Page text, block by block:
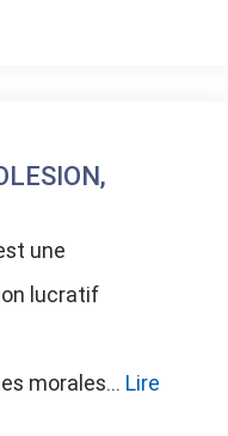
une
lucratif
morales... Lire